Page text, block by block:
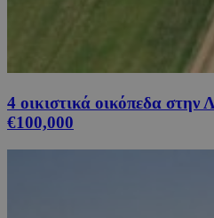
4 οικιστικά οικόπεδα στην
€100,000